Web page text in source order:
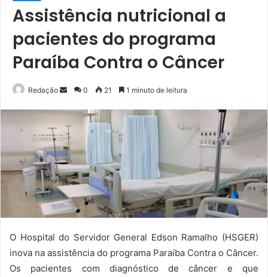
Assistência nutricional a
pacientes do programa
Paraíba Contra o Câncer
Redação
Mande
mail
0 21 1 minuto de leitura
O Hospital do Servidor General Edson Ramalho (HSGER)
inova na assistência do programa Paraíba Contra o Câncer.
Os pacientes com diagnóstico de câncer e que